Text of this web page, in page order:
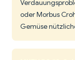
oder Morbus
Gemüse